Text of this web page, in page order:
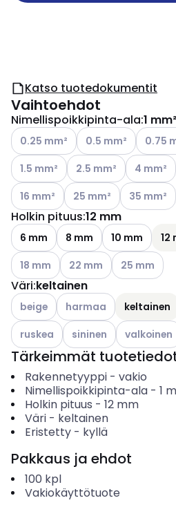
Katso tuotedokumentit
Vaihtoehdot
Nimellispoikkipinta-ala:1 mm²
Katso käytettävissä olevat
0.25 mm² Katso käytettävissä
0.5 mm² Katso
0.75
Katso käytettävissä olevat
1.5 mm² Katso käytettävissä
2.5 mm² Katso
4 mm²
Katso käytettävissä olevat
16 mm² Katso käytettävissä
25 mm² Katso
35 mm²
Holkin pituus:12 mm
6 mm 8 mm 10 mm 12
Katso käytettävissä olevat
18 mm Katso käytettävissä
22 mm Katso
25 mm
Väri:keltainen
Katso käytettävissä olevat
beige Katso käytettävissä
harmaa keltainen
Katso käytettävissä olevat
ruskea Katso käytettävissä
sininen Katso
valkoinen
Tärkeimmät
Rakennetyyppi- vakio
Nimellispoikkipinta-ala- 1
Holkin pituus - 12 mm
Väri- keltainen
Eristetty- kyllä
Pakkaus ja ehdot
100 kpl
Vakiokäyttötuote